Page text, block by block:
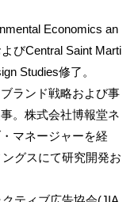
Economics an
びCentral Saint Marti
Studies修了。
ランド戦略および事
。株式会社博報堂ネ
マネージャーを経
グスにて研究開発お